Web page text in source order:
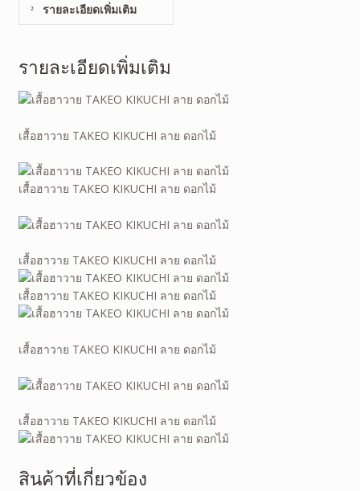
รายละเอียดเพิ่มเติม
รายละเอียดเพิ่มเติม
เสื้อฮาวาย TAKEO KIKUCHI ลาย ดอกไม้
เสื้อฮาวาย TAKEO KIKUCHI ลาย ดอกไม้
เสื้อฮาวาย TAKEO KIKUCHI ลาย ดอกไม้
เสื้อฮาวาย TAKEO KIKUCHI ลาย ดอกไม้
เสื้อฮาวาย TAKEO KIKUCHI ลาย ดอกไม้
เสื้อฮาวาย TAKEO KIKUCHI ลาย ดอกไม้
สินค้าที่เกี่ยวข้อง